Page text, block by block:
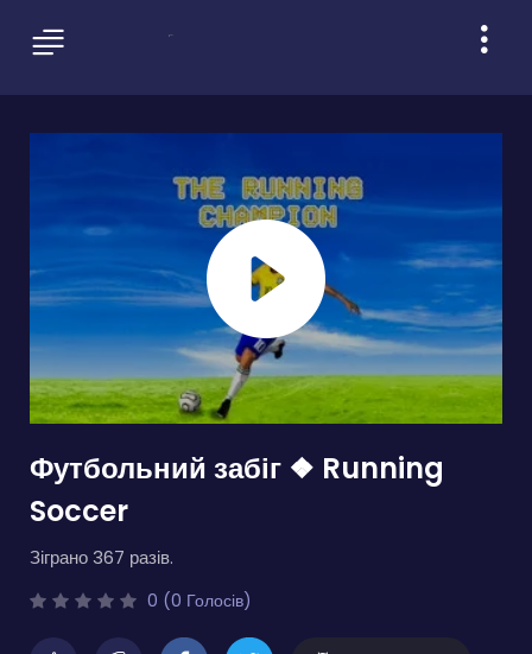
Футбольний забіг ❖ Running
Soccer
Зіграно 367 разів.
0 (0 Голосів)